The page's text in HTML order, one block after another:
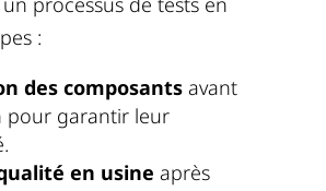
:
des composantsavant
pour garantir leur
en usine après